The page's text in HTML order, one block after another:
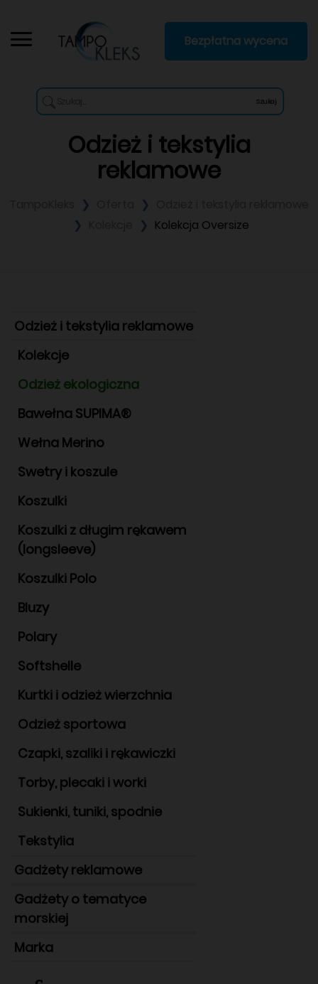
Szukaj
Bezpłatna wycena
Odzież i tekstylia
reklamowe
Kolekcja Oversize
Odzież i tekstylia reklamowe
Kolekcje
Odzież ekologiczna
Bawełna SUPIMA®
Wełna Merino
Swetry i koszule
Koszulki
Koszulki z długim rękawem
(longsleeve)
Koszulki Polo
Bluzy
Polary
Softshelle
Kurtki i odzież wierzchnia
Odzież sportowa
Czapki, szaliki i rękawiczki
Torby, plecaki i worki
Sukienki, tuniki, spodnie
Tekstylia
Gadżety reklamowe
Gadżety o tematyce
morskiej
Marka